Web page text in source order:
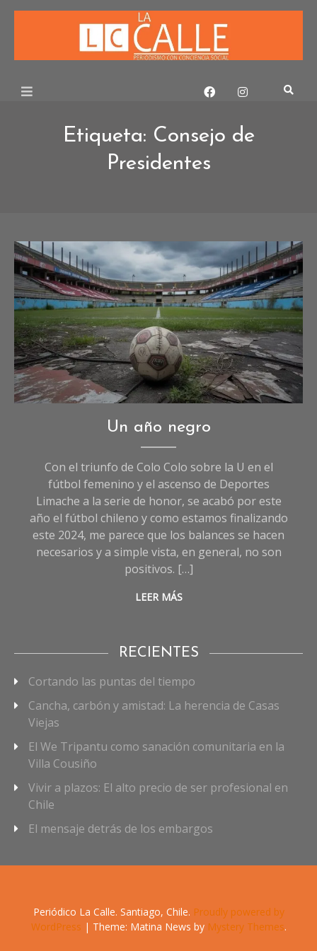
Skip
Etiqueta: Consejo de
Presidentes
Deportes,
Opinión
Sociedad
Un año negro
Con el triunfo de Colo Colo sobre la U en el
fútbol femenino y el ascenso de Deportes
Limache a la serie de honor, se acabó por este
año el fútbol chileno y como estamos finalizando
este 2024, me parece que los balances se hacen
necesarios y a simple vista, en general, no son
positivos. […]
LEER MÁS
RECIENTES
Cortando las puntas del tiempo
Cancha, carbón y amistad: La herencia de Casas
Viejas
El We Tripantu como sanación comunitaria en la
Villa Cousiño
Vivir a plazos: El alto precio de ser profesional en
Chile
El mensaje detrás de los embargos
Periódico La Calle. Santiago, Chile. Proudly powered by
WordPress | Theme: Matina News by Mystery Themes.